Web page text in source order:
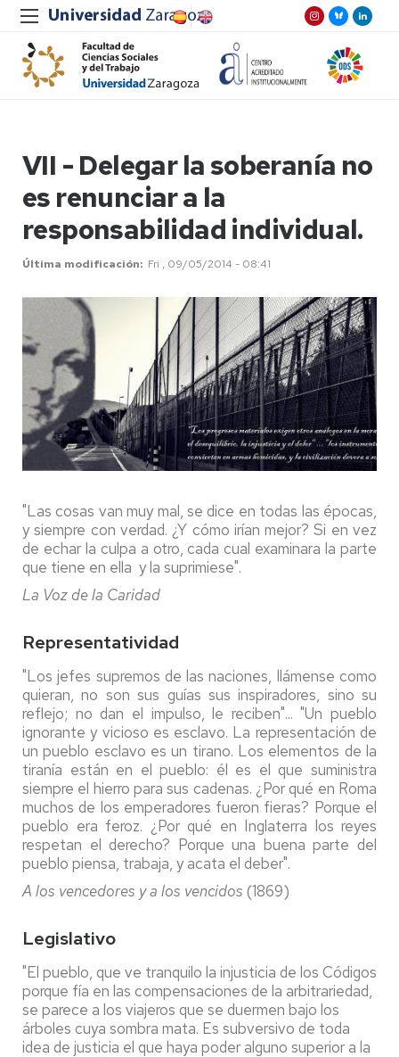
VII - Delegar la soberanía no
es renunciar a la
responsabilidad individual.
Última modificación Fri , 09/05/2014 - 08:41
"Las cosas van muy mal, se dice en todas las épocas,
y siempre con verdad. ¿Y cómo irían mejor? Si en vez
de echar la culpa a otro, cada cual examinara la parte
que tiene en ella y la suprimiese".
La Voz de la Caridad
Representatividad
"Los jefes supremos de las naciones, llámense como
quieran, no son sus guías sus inspiradores, sino su
reflejo; no dan el impulso, le reciben"... "Un pueblo
ignorante y vicioso es esclavo. La representación de
un pueblo esclavo es un tirano. Los elementos de la
tiranía están en el pueblo: él es el que suministra
siempre el hierro para sus cadenas. ¿Por qué en Roma
muchos de los emperadores fueron fieras? Porque el
pueblo era feroz. ¿Por qué en Inglaterra los reyes
respetan el derecho? Porque una buena parte del
pueblo piensa, trabaja, y acata el deber".
A los vencedores y a los vencidos (1869)
Legislativo
"El pueblo, que ve tranquilo la injusticia de los Códigos
porque fía en las compensaciones de la arbitrariedad,
se parece a los viajeros que se duermen bajo los
árboles cuya sombra mata. Es subversivo de toda
idea de justicia el que haya poder alguno superior a la